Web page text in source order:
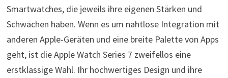
Smartwatches, die jeweils ihre eigenen Stärken und
Schwächen haben. Wenn es um nahtlose Integration mit
anderen Apple-Geräten und eine breite Palette von Apps
geht, ist die Apple Watch Series 7 zweifellos eine
erstklassige Wahl. Ihr hochwertiges Design und ihre